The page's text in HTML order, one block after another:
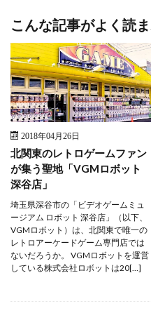
こんな記事がよく読
2018年04月26日
北関東のレトロゲームファン
が集う聖地「VGMロボット
深谷店」
埼玉県深谷市の「ビデオゲームミュ
ージアム ロボット 深谷店」（以下、
VGMロボット）は、北関東で唯一の
レトロアーケードゲーム専門店では
ないだろうか。 VGMロボットを運営
している株式会社ロボットは20[…]